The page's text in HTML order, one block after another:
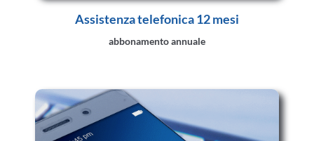
Assistenza telefonica 12 mesi
abbonamento annuale